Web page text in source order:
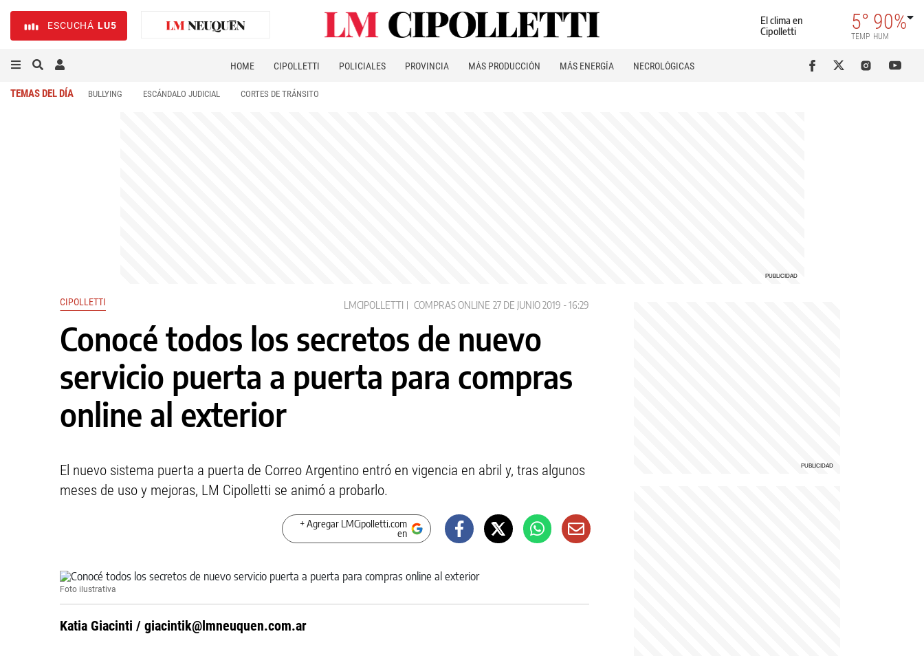
ESCUCHÁ LU5
El clima en
Cipolletti
5°
TEMP
90%
HUM
HOME CIPOLLETTI POLICIALES PROVINCIA MÁS PRODUCCIÓN MÁS ENERGÍA NECROLÓGICAS
TEMAS DEL DÍA BULLYING ESCÁNDALO JUDICIAL CORTES DE TRÁNSITO
CIPOLLETTI LMCIPOLLETTI COMPRAS ONLINE 27 DE JUNIO 2019 - 16:29
Conocé todos los secretos de nuevo
servicio puerta a puerta para compras
online al exterior
El nuevo sistema puerta a puerta de Correo Argentino entró en vigencia en abril y, tras algunos
meses de uso y mejoras, LM Cipolletti se animó a probarlo.
+ Agregar LMCipolletti.com
en
Foto ilustrativa
Katia Giacinti / giacintik@lmneuquen.com.ar